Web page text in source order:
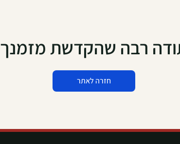
רבה שהקדשת מזמנך
חזרה לאתר